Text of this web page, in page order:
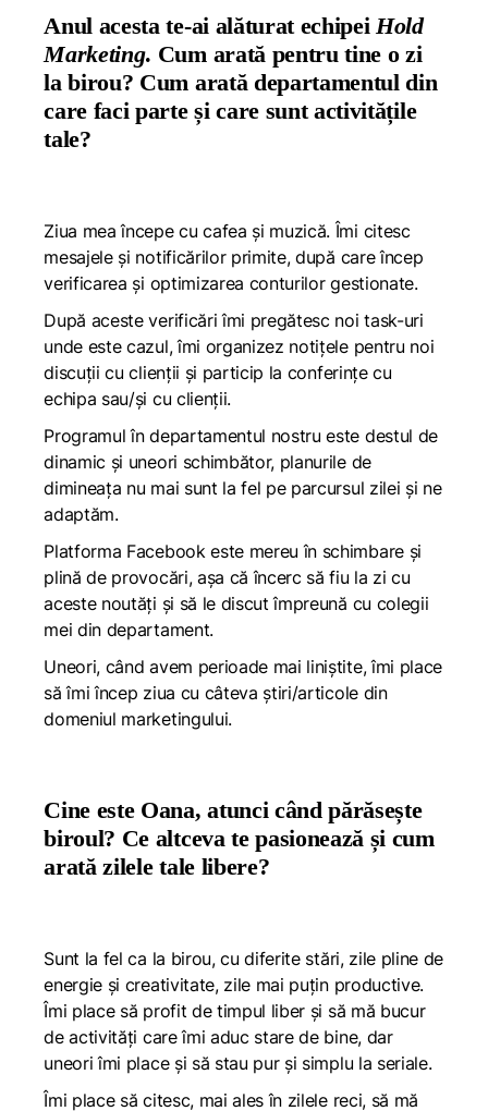
Anul acesta te-ai alăturat echipeiHold
Marketing. Cum arată pentru tine o zi
la birou? Cum arată departamentul din
care faci parte și care sunt activitățile
tale?
Ziua mea începe cu cafea și muzică. Îmi citesc
mesajele și notificărilor primite, după care încep
verificarea și optimizarea conturilor gestionate.
După aceste verificări îmi pregătesc noi task-uri
unde este cazul, îmi organizez notițele pentru noi
discuții cu clienții și particip la conferințe cu
echipa sau/și cu clienții.
Programul în departamentul nostru este destul de
dinamic și uneori schimbător, planurile de
dimineața nu mai sunt la fel pe parcursul zilei și ne
adaptăm.
Platforma Facebook este mereu în schimbare și
plină de provocări, așa că încerc să fiu la zi cu
aceste noutăți și să le discut împreună cu colegii
mei din departament.
Uneori, când avem perioade mai liniștite, îmi place
să îmi încep ziua cu câteva știri/articole din
domeniul marketingului.
Cine este Oana, atunci când părăsește
biroul? Ce altceva te pasionează și cum
arată zilele tale libere?
Sunt la fel ca la birou, cu diferite stări, zile pline de
energie și creativitate, zile mai puțin productive.
Îmi place să profit de timpul liber și să mă bucur
de activități care îmi aduc stare de bine, dar
uneori îmi place și să stau pur și simplu la seriale.
Îmi place să citesc, mai ales în zilele reci, să mă